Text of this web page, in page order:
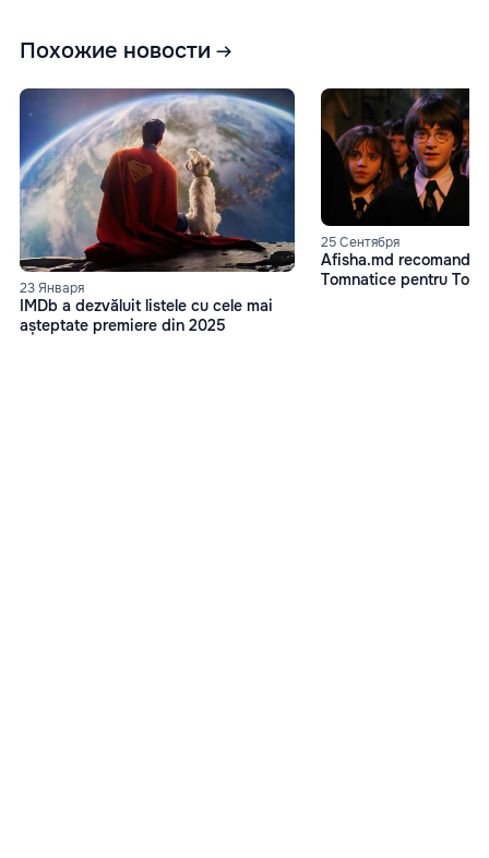
Похожие новости
23 Января
IMDb a dezvăluit listele cu cele mai
așteptate premiere din 2025
25 Сентября
Afisha.md recomandă:
Tomnatice pentru